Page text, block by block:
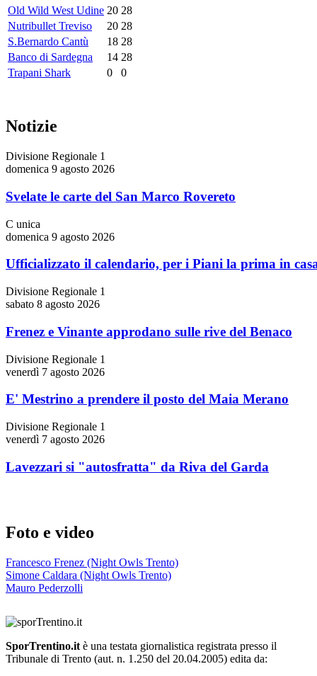
Old Wild West Udine 20 28
Nutribullet Treviso
20 28
S.Bernardo Cantù
18 28
Banco di Sardegna
14 28
Trapani Shark
0 0
Notizie
Divisione Regionale 1
domenica 9 agosto 2026
Svelate le carte del San Marco Rovereto
C unica
domenica 9 agosto 2026
Ufficializzato il calendario, per i Piani la prima in
Divisione Regionale 1
sabato 8 agosto 2026
Frenez e Vinante approdano sulle rive del Benaco
Divisione Regionale 1
venerdì 7 agosto 2026
E' Mestrino a prendere il posto del Maia Merano
Divisione Regionale 1
venerdì 7 agosto 2026
Lavezzari si "autosfratta" da Riva del Garda
Foto e video
Francesco Frenez (Night Owls Trento)
Simone Caldara (Night Owls Trento)
Mauro Pederzolli
SporTrentino.it è una testata giornalistica registrata presso il
Tribunale di Trento (aut. n. 1.250 del 20.04.2005) edita da: